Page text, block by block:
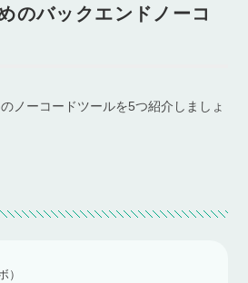
のバックエンドノーコ
ノーコードツールを5つ紹介しましょ
）